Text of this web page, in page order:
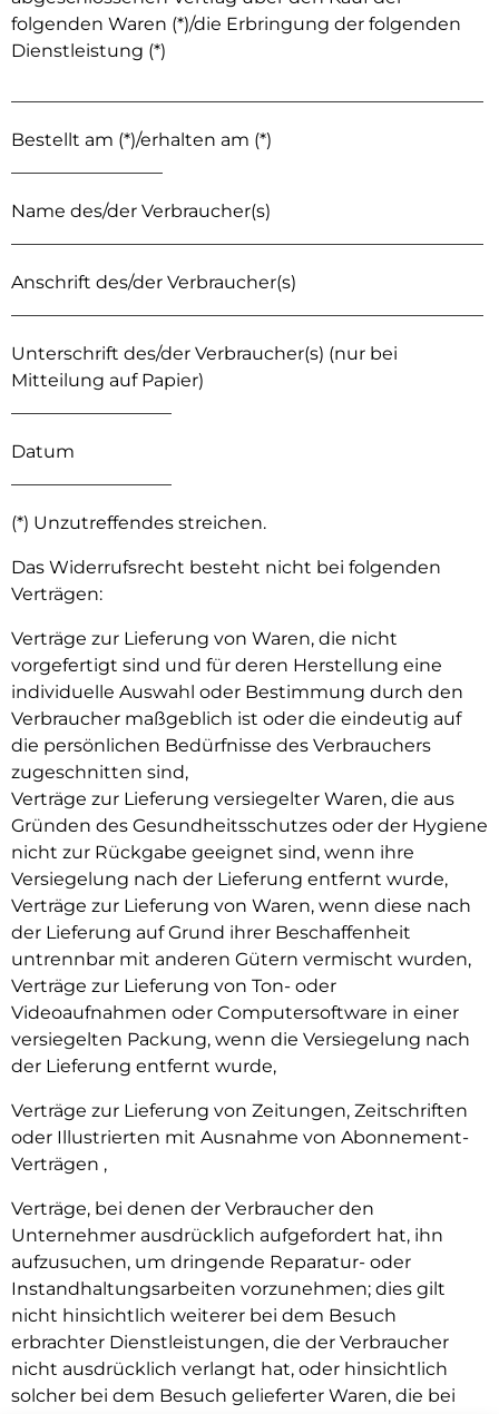
folgenden Waren (*)/die Erbringung der folgenden
Dienstleistung (*)
Bestellt am (*)/erhalten am (*)
Name des/der Verbraucher(s)
Anschrift des/der Verbraucher(s)
Unterschrift des/der Verbraucher(s) (nur bei
Mitteilung auf Papier)
Datum
(*) Unzutreffendes streichen.
Das Widerrufsrecht besteht nicht bei folgenden
Verträgen:
Verträge zur Lieferung von Waren, die nicht
vorgefertigt sind und für deren Herstellung eine
individuelle Auswahl oder Bestimmung durch den
Verbraucher maßgeblich ist oder die eindeutig auf
die persönlichen Bedürfnisse des Verbrauchers
zugeschnitten sind,
Verträge zur Lieferung versiegelter Waren, die aus
Gründen des Gesundheitsschutzes oder der Hygiene
nicht zur Rückgabe geeignet sind, wenn ihre
Versiegelung nach der Lieferung entfernt wurde,
Verträge zur Lieferung von Waren, wenn diese nach
der Lieferung auf Grund ihrer Beschaffenheit
untrennbar mit anderen Gütern vermischt wurden,
Verträge zur Lieferung von Ton- oder
Videoaufnahmen oder Computersoftware in einer
versiegelten Packung, wenn die Versiegelung nach
der Lieferung entfernt wurde,
Verträge zur Lieferung von Zeitungen, Zeitschriften
oder Illustrierten mit Ausnahme von Abonnement-
Verträgen ,
Verträge, bei denen der Verbraucher den
Unternehmer ausdrücklich aufgefordert hat, ihn
aufzusuchen, um dringende Reparatur- oder
Instandhaltungsarbeiten vorzunehmen; dies gilt
nicht hinsichtlich weiterer bei dem Besuch
erbrachter Dienstleistungen, die der Verbraucher
nicht ausdrücklich verlangt hat, oder hinsichtlich
solcher bei dem Besuch gelieferter Waren, die bei